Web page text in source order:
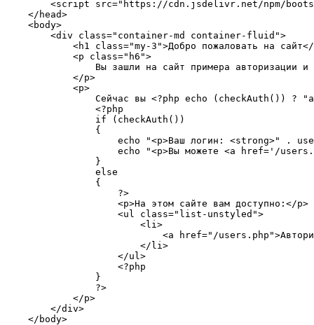
<script src="https://cdn.jsdelivr.net/npm/
    </head>
    <body>
        <div class="container-md container-fluid">
<h1 class="my-3">Добро пожаловать на
            <p class="h6">
Вы зашли на сайт примера авторизации
            </p>
            <p>
Сейчас вы <?php echo (checkAuth()) ?
                <?php
                if (checkAuth())
                {
echo "<p>Ваш логин: <strong>" .
echo "<p>Вы можете <a href='/
                }
                else
                {
                    ?>
                    <p>На этом сайте вам доступно:</p>
                    <ul class="list-unstyled">
                        <li>
<a href="/
                        </li>
                    </ul>
                    <?php
                }
                ?>
            </p>
        </div>
    </body>